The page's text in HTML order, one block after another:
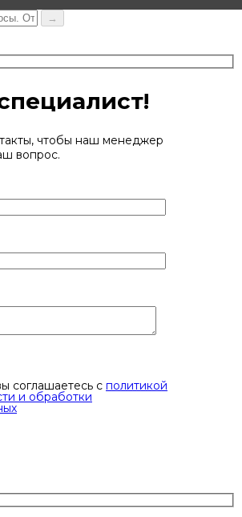
→
чтобы наш менеджер
вопрос.
соглашаетесь с политикой
и обработки